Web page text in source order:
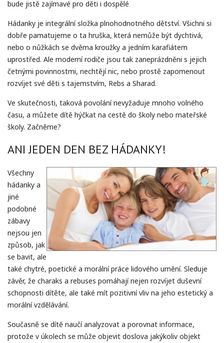
bude jistě zajímavé pro děti i dospělé
Hádanky je integrální složka plnohodnotného dětství. Všichni si
dobře pamatujeme o ta hruška, která nemůže být dychtivá,
nebo o nůžkách se dvěma kroužky a jedním karafiátem
uprostřed. Ale moderní rodiče jsou tak zaneprázdněni s jejich
četnými povinnostmi, nechtějí nic, nebo prostě zapomenout
rozvíjet své děti s tajemstvím, Rebs a Sharad.
Ve skutečnosti, taková povolání nevyžaduje mnoho volného
času, a můžete dítě hýčkat na cestě do školy nebo mateřské
školy. Začněme?
ANI JEDEN DEN BEZ HÁDANKY!
Všechny
hádanky a
jiné
podobné
zábavy
nejsou jen
způsob, jak
se bavit, ale
také chytré, poetické a morální práce lidového umění. Sleduje
závěr, že charaks a rebuses pomáhají nejen rozvíjet duševní
schopnosti dítěte, ale také mít pozitivní vliv na jeho estetický a
morální vzdělávání.
Současně se dítě naučí analyzovat a porovnat informace,
protože v úkolech se může objevit doslova jakýkoliv objekt